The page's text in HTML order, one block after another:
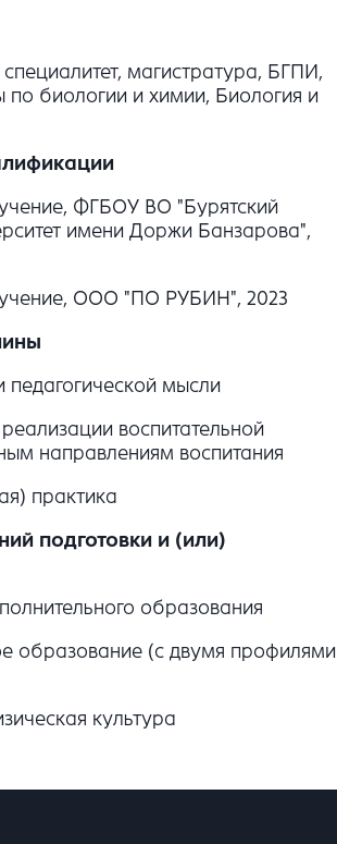
магистратура, БГПИ,
по биологии и химии, Биология и
ФГБОУ ВО "Бурятский
имени Доржи Банзарова",
ООО "ПО РУБИН", 2023
педагогической мысли
воспитательной
направлениям воспитания
практика
подготовки и (или)
образования
образование (с двумя профилями
культура